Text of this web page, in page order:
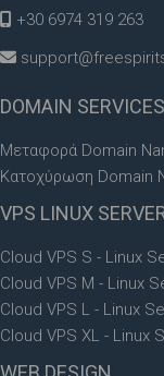
+30 6974 319 263
DOMAIN SERVICES
Μεταφορά Domain
Κατοχύρωση Domain
VPS LINUX
Cloud VPS S - Linux
Cloud VPS M - Linux
Cloud VPS L - Linux
Cloud VPS XL - Linux